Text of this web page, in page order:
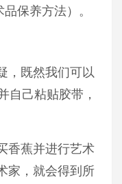
保养方法）。
，既然我们可以
自己粘贴胶带，
香蕉并进行艺术
家，就会得到所